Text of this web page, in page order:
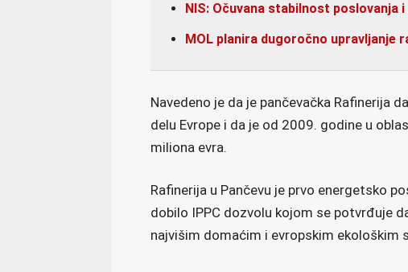
NIS: Očuvana stabilnost poslovanja
MOL planira dugoročno upravljanje
Navedeno je da je pančevačka Rafinerija
delu Evrope i da je od 2009. godine u
miliona evra.
Rafinerija u Pančevu je prvo energetsko
dobilo IPPC dozvolu kojom se potvrđuje
najvišim domaćim i evropskim ekološkim